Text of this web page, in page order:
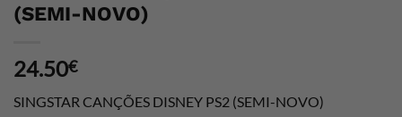
(SEMI-NOVO)
24.50€
SINGSTAR CANÇÕES DISNEY PS2 (SEMI-NOVO)